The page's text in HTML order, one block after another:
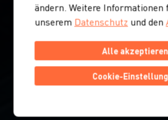
ändern. Weitere Informationen
unserem Datenschutz und den
Alle akzeptieren
Cookie-